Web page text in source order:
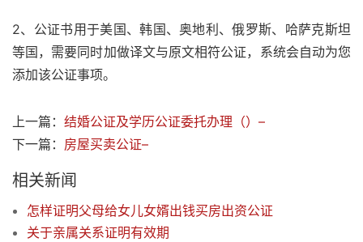
2、公证书用于美国、韩国、奥地利、俄罗斯、哈萨克斯坦
等国，需要同时加做译文与原文相符公证，系统会自动为您
添加该公证事项。
上一篇： 结婚公证及学历公证委托办理（）–
下一篇： 房屋买卖公证–
相关新闻
怎样证明父母给女儿女婿出钱买房出资公证
关于亲属关系证明有效期